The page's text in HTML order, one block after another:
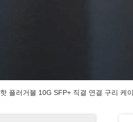
핫 플러거블 10G SFP+ 직결 연결 구리 케